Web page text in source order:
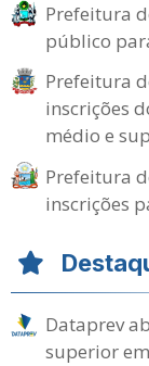
Prefeitura
público
Prefeitura
inscrições
médio e
Prefeitura
inscrições
Dataprev
superior